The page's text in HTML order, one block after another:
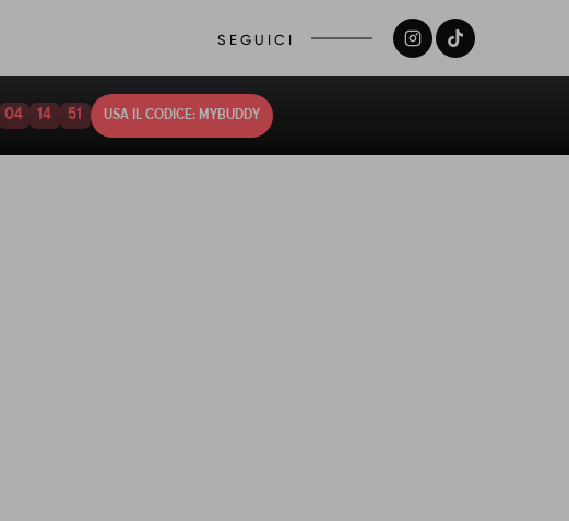
SEGUICI
04 14 50 USA IL CODICE: MYBUDDY